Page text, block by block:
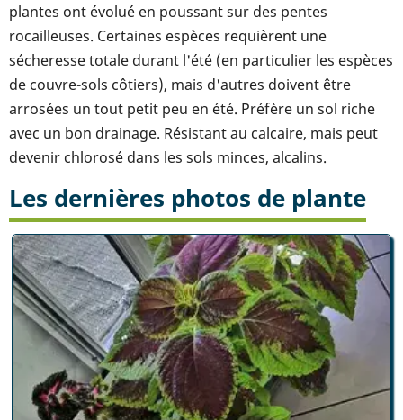
plantes ont évolué en poussant sur des pentes
rocailleuses. Certaines espèces requièrent une
sécheresse totale durant l'été (en particulier les espèces
de couvre-sols côtiers), mais d'autres doivent être
arrosées un tout petit peu en été. Préfère un sol riche
avec un bon drainage. Résistant au calcaire, mais peut
devenir chlorosé dans les sols minces, alcalins.
Les dernières photos de plante